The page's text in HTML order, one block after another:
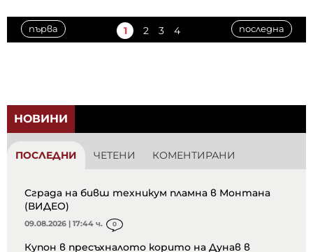
първа 1 2 3 4 последна
НОВИНИ
ПОСЛЕДНИ ЧЕТЕНИ КОМЕНТИРАНИ
Сграда на бивш техникум пламна в Монтана
(ВИДЕО)
09.08.2026 | 17:44 ч. 0
Купон в пресъхналото корито на Дунав в